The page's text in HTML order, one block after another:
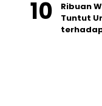
Ribuan
Tuntut